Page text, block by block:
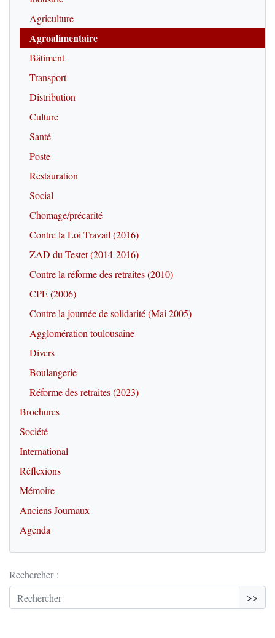
Agriculture
Agroalimentaire
Bâtiment
Transport
Distribution
Culture
Santé
Poste
Restauration
Social
Chomage/précarité
Contre la Loi Travail (2016)
ZAD du Testet (2014-2016)
Contre la réforme des retraites (2010)
CPE (2006)
Contre la journée de solidarité (Mai 2005)
Agglomération toulousaine
Divers
Boulangerie
Réforme des retraites (2023)
Brochures
Société
International
Réflexions
Mémoire
Anciens Journaux
Agenda
Rechercher :
>>